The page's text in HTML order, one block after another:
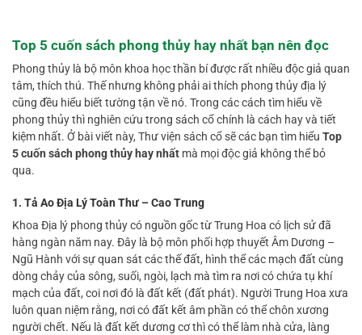
Top 5 cuốn sách phong thủy hay nhất bạn nên đọc
Phong thủy là bộ môn khoa học thần bí được rất nhiều độc giả quan
tâm, thích thú. Thế nhưng không phải ai thích phong thủy địa lý
cũng đều hiểu biết tường tận về nó. Trong các cách tìm hiểu về
phong thủy thì nghiên cứu trong sách cổ chính là cách hay và tiết
kiệm nhất. Ở bài viết này, Thư viện sách cổ sẽ các bạn tìm hiểu Top
5 cuốn sách phong thủy hay nhất mà mọi độc giả không thể bỏ
qua.
1. Tả Ao Địa Lý Toàn Thư – Cao Trung
Khoa Địa lý phong thủy có nguồn gốc từ Trung Hoa có lịch sử đã
hàng ngàn năm nay. Đây là bộ môn phối hợp thuyết Âm Dương –
Ngũ Hành với sự quan sát các thế đất, hình thể các mạch đất cùng
dòng chảy của sông, suối, ngòi, lạch mà tìm ra nơi có chứa tụ khí
mạch của đất, coi nơi đó là đất kết (đất phát). Người Trung Hoa xưa
luôn quan niệm rằng, nơi có đất kết âm phần có thể chôn xương
người chết. Nếu là đất kết dương cơ thì có thể làm nhà cửa, làng